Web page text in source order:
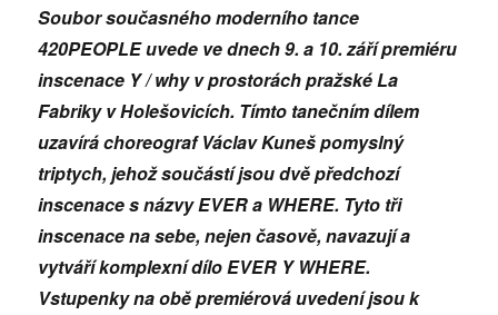
Soubor současného moderního tance
420PEOPLE uvede ve dnech 9. a 10. září premiéru
inscenace Y / why v prostorách pražské La
Fabriky v Holešovicích. Tímto tanečním dílem
uzavírá choreograf Václav Kuneš pomyslný
triptych, jehož součástí jsou dvě předchozí
inscenace s názvy EVER a WHERE. Tyto tři
inscenace na sebe, nejen časově, navazují a
vytváří komplexní dílo EVER Y WHERE.
Vstupenky na obě premiérová uvedení jsou k